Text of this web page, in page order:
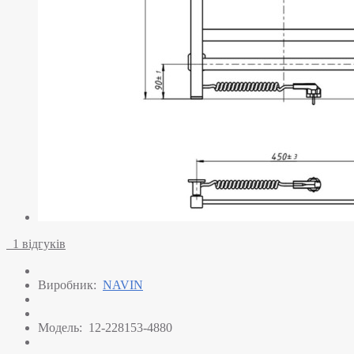
1 відгуків
Виробник: NAVIN
Модель: 12-228153-4880